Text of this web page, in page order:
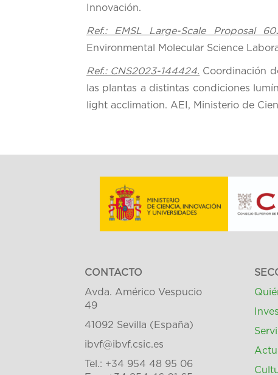
Innovación.
Ref.: EMSL Large-Scale Proposal
Environmental Molecular Science
Ref.: CNS2023-144424. Coordinación
las plantas a distintas condiciones
light acclimation. AEI, Ministerio de
CONTACTO
Avda. Américo Vespucio
49
41092 Sevilla (España)
ibvf@ibvf.csic.es
Tel.: +34 954 48 95 06